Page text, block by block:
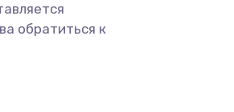
обратиться к